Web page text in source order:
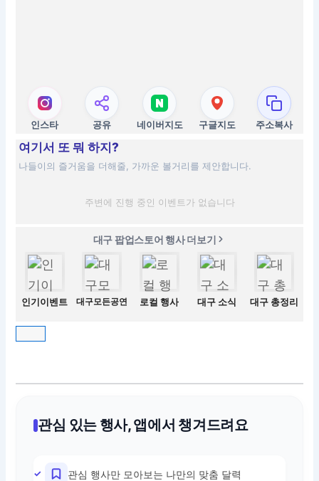
인스타 공유 네이버지도 구글지도 주소복사
여기서 또 뭐 하지?
나들이의 즐거움을 더해줄, 가까운 볼거리를 제안합니다.
주변에 진행 중인 이벤트가 없습니다
대구 팝업스토어 행사 더보기
인기이벤트 대구모든공연 로컬 행사 대구 소식 대구 총정리
관심 있는 행사, 앱에서 챙겨드려요
관심 행사만 모아보는 나만의 맞춤 달력